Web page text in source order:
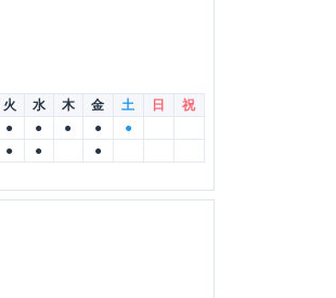
火 水 木 金 土 日
祝
● ● ● ●
●
● ● ●